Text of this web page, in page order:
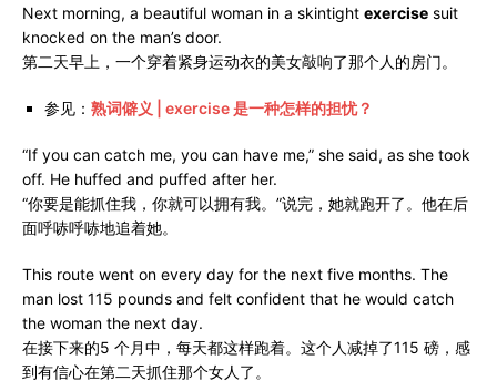
Next morning, a beautiful woman in a skintight exercise suit
knocked on the man’s door.
第二天早上，一个穿着紧身运动衣的美女敲响了那个人的房门。
参见： 熟词僻义 | exercise 是一种怎样的担忧？
“If you can catch me, you can have me,” she said, as she took
off. He huffed and puffed after her.
“你要是能抓住我，你就可以拥有我。”说完，她就跑开了。他在后
面呼哧呼哧地追着她。
This route went on every day for the next five months. The
man lost 115 pounds and felt confident that he would catch
the woman the next day.
在接下来的5 个月中，每天都这样跑着。这个人减掉了115 磅，感
到有信心在第二天抓住那个女人了。